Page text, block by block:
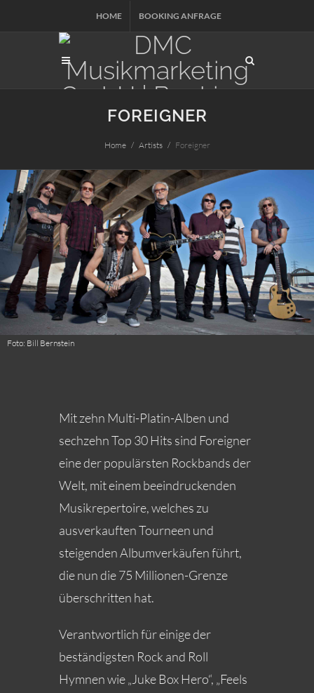
HOME BOOKING ANFRAGE
FOREIGNER
Home Artists Foreigner
Foto: Bill Bernstein
Mit zehn Multi-Platin-Alben und
sechzehn Top 30 Hits sind Foreigner
eine der populärsten Rockbands der
Welt, mit einem beeindruckenden
Musikrepertoire, welches zu
ausverkauften Tourneen und
steigenden Albumverkäufen führt,
die nun die 75 Millionen-Grenze
überschritten hat.
Verantwortlich für einige der
beständigsten Rock and Roll
Hymnen wie „Juke Box Hero“, „Feels